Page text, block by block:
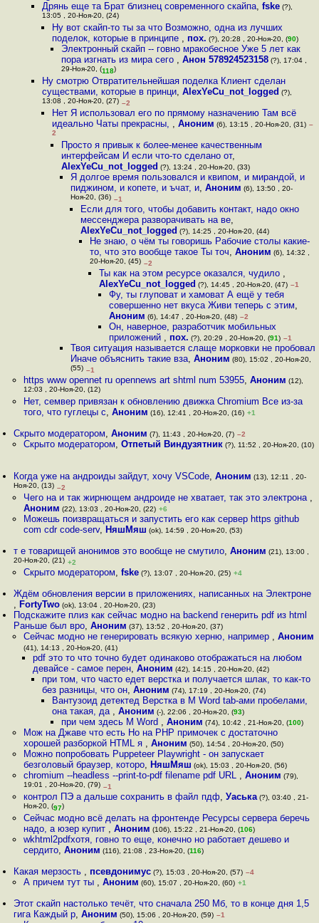
Дрянь еще та Брат близнец современного скайпа,fske (?),
13:05 , 20-Ноя-20, (24)
Ну вот скайп-то ты за что Возможно, одна из лучших
поделок, которые в принципе , пох. (?), 20:28 , 20-Ноя-20, (90)
Электронный скайп -- говно мракобесное Уже 5 лет как
пора изгнать из мира сего , Анон 578924523158(?), 17:04 ,
29-Ноя-20, (118)
Ну смотрю Отвратительнейшая поделка Клиент сделан
существами, которые в принци,AlexYeCu_not_logged (?),
13:08 , 20-Ноя-20, (27) –2
Нет Я использовал его по прямому назначению Там всё
идеально Чаты прекрасны, , Аноним (6), 13:15 , 20-Ноя-20, (31) –
2
Просто я привык к более-менее качественным
интерфейсам И если что-то сделано от,
AlexYeCu_not_logged (?), 13:24 , 20-Ноя-20, (33)
Я долгое время пользовался и квипом, и мирандой, и
пиджином, и копете, и ъчат, и,Аноним (6), 13:50 , 20-
Ноя-20, (36) –1
Если для того, чтобы добавить контакт, надо окно
мессенджера разворачивать на ве,
AlexYeCu_not_logged (?), 14:25 , 20-Ноя-20, (44)
Не знаю, о чём ты говоришь Рабочие столы какие-
то, что это вообще такое Ты точ, Аноним (6), 14:32 ,
20-Ноя-20, (45) –2
Ты как на этом ресурсе оказался, чудило ,
AlexYeCu_not_logged (?), 14:45 , 20-Ноя-20, (47) –1
Фу, ты глуповат и хамоват А ещё у тебя
совершенно нет вкуса Живи теперь с этим,
Аноним (6), 14:47 , 20-Ноя-20, (48) –2
Он, наверное, разработчик мобильных
приложений , пох. (?), 20:29 , 20-Ноя-20, (91) –1
Твоя ситуация называется слаще морковки не пробовал
Иначе объяснить такие вза,Аноним (80), 15:02 , 20-Ноя-20,
(55) –1
https www opennet ru opennews art shtml num 53955, Аноним (12),
12:03 , 20-Ноя-20, (12)
Нет, семвер привязан к обновлению движка Chromium Все из-за
того, что гуглецы с, Аноним (16), 12:41 , 20-Ноя-20, (16) +1
Скрыто модератором,Аноним (7), 11:43 , 20-Ноя-20, (7) –2
Скрыто модератором, Отпетый Виндузятник(?), 11:52 , 20-Ноя-20, (10)
Когда уже на андроиды зайдут, хочу VSCode,Аноним (13), 12:11 , 20-
Ноя-20, (13) –2
Чего на и так жирнющем андроиде не хватает, так это электрона ,
Аноним (22), 13:03 , 20-Ноя-20, (22) +6
Можешь поизвращаться и запустить его как сервер https github
com cdr code-serv, НяшМяш (ok), 14:59 , 20-Ноя-20, (53)
т е товарищей анонимов это вообще не смутило,Аноним (21), 13:00 ,
20-Ноя-20, (21) +2
Скрыто модератором, fske(?), 13:07 , 20-Ноя-20, (25) +4
Ждём обновления версии в приложениях, написанных на Электроне
, FortyTwo (ok), 13:04 , 20-Ноя-20, (23)
Подскажите плиз как сейчас модно на backend генерить pdf из html
Раньше был вро,Аноним (37), 13:52 , 20-Ноя-20, (37)
Сейчас модно не генерировать всякую херню, например , Аноним
(41), 14:13 , 20-Ноя-20, (41)
pdf это то что точно будет одинаково отображаться на любом
девайсе - самое перен, Аноним (42), 14:15 , 20-Ноя-20, (42)
при том, что часто едет верстка и получается шлак, то как-то
без разницы, что он,Аноним (74), 17:19 , 20-Ноя-20, (74)
Вантузоид детектед Верстка в M Word tab-ами пробелами,
она такая, да , Аноним (-), 22:06 , 20-Ноя-20, (93)
при чем здесь M Word , Аноним (74), 10:42 , 21-Ноя-20, (100)
Мож на Джаве что есть Но на PHP примочек с достаточно
хорошей разборкой HTML я , Аноним (50), 14:54 , 20-Ноя-20, (50)
Можно попробовать Puppeteer Playwright - он запускает
безголовый браузер, которо, НяшМяш (ok), 15:03 , 20-Ноя-20, (56)
chromium --headless --print-to-pdf filename pdf URL , Аноним (79),
19:01 , 20-Ноя-20, (79) –1
контрол ПЭ а дальше сохранить в файл пдф, Уаська(?), 03:40 , 21-
Ноя-20, (97)
Сейчас модно всё делать на фронтенде Ресурсы сервера беречь
надо, а юзер купит , Аноним (106), 15:22 , 21-Ноя-20, (106)
wkhtml2pdfхотя, говно то еще, конечно но работает дешево и
сердито, Аноним (116), 21:08 , 23-Ноя-20, (116)
Какая мерзость , псевдонимус (?), 15:03 , 20-Ноя-20, (57) –4
А причем тут ты , Аноним (60), 15:07 , 20-Ноя-20, (60) +1
Этот скайп настолько течёт, что сначала 250 Мб, то в конце дня 1,5
гига Каждый р,Аноним (50), 15:06 , 20-Ноя-20, (59) –1